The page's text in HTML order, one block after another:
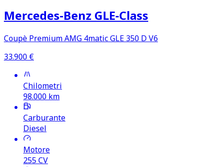
Mercedes‑Benz GLE‑Class
Coupè Premium AMG 4matic GLE 350 D V6
33.900 €
Chilometri
98.000 km
Carburante
Diesel
Motore
255CV